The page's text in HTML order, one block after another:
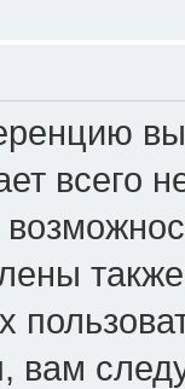
всего
вам